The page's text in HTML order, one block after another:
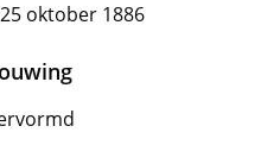
oktober 1886